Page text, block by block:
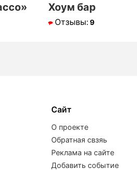
Хоум бар
Отзывы:9
Сайт
О проекте
Обратная свзяь
Реклама на сайте
Добавить событие